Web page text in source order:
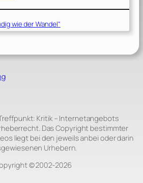
wie der Wandel“
Kritik – Internetangebots
Das Copyright bestimmter
liegt bei den jeweils anbei oder darin
Urhebern.
© 2002‑2026